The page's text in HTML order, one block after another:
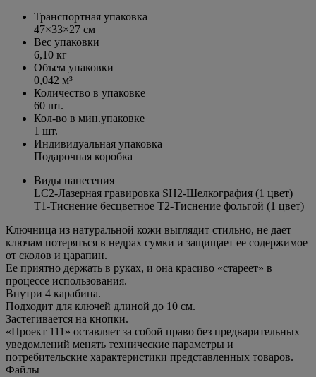
Транспортная упаковка
47×33×27 см
Вес упаковки
6,10 кг
Объем упаковки
0,042 м³
Количество в упаковке
60 шт.
Кол-во в мин.упаковке
1 шт.
Индивидуальная упаковка
Подарочная коробка
Виды нанесения
LC2-Лазерная гравировка SH2-Шелкография (1 цвет)
T1-Тиснение бесцветное T2-Тиснение фольгой (1 цвет)
Ключница из натуральной кожи выглядит стильно, не дает
ключам потеряться в недрах сумки и защищает ее содержимое
от сколов и царапин.
Ее приятно держать в руках, и она красиво «стареет» в
процессе использования.
Внутри 4 карабина.
Подходит для ключей длиной до 10 см.
Застегивается на кнопки.
«Проект 111» оставляет за собой право без предварительных
уведомлений менять технические параметры и
потребительские характеристики представленных товаров.
Файлы